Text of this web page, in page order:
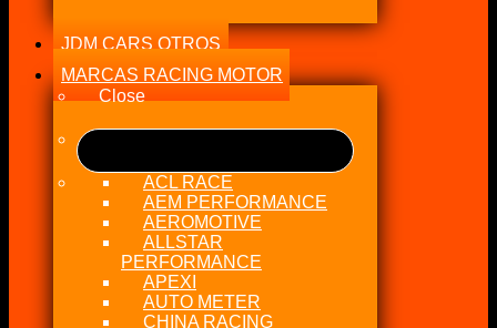
JDM CARS OTROS
MARCAS RACING MOTOR
Close
ACL RACE
AEM PERFORMANCE
AEROMOTIVE
ALLSTAR
PERFORMANCE
APEXI
AUTO METER
CHINA RACING